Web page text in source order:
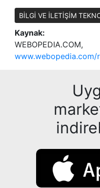
BİLGİ VE İLETİŞİM
Kaynak:
WEBOPEDIA.COM,
www.webopedia.com/